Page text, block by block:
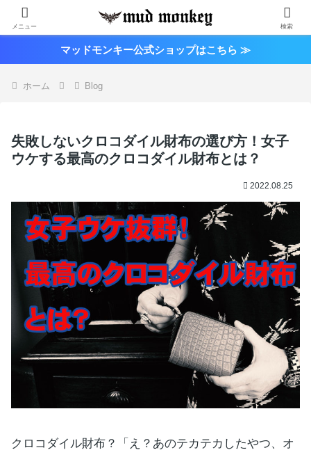
マッドモンキー公式ショップはこちら ≫
ホーム Blog
失敗しないクロコダイル財布の選び方！女子
ウケする最高のクロコダイル財布とは？
2022.08.25
クロコダイル財布？「え？あのテカテカしたやつ、オ
メニュー 検索